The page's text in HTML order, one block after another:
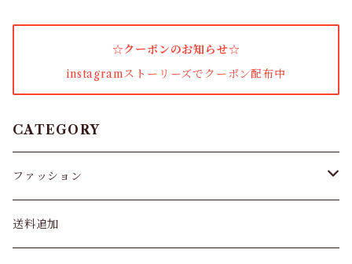
女性下着・靴下
着圧ソックス
ショーツ
☆クーポンのお知らせ☆
instagramストーリーズでクーポン配布中
CATEGORY
ファッション
パンツ&スカート
送料追加